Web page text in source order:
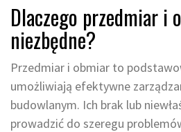
Dlaczego przedmiar i
niezbędne?
Przedmiar i obmiar to
umożliwiają efektywne
budowlanym. Ich brak lub
prowadzić do szeregu